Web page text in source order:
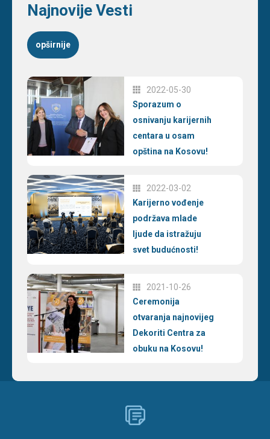
Najnovije Vesti
opširnije
2022-05-30
Sporazum o
osnivanju karijernih
centara u osam
opština na Kosovu!
2022-03-02
Karijerno vođenje
podržava mlade
ljude da istražuju
svet budućnosti!
2021-10-26
Ceremonija
otvaranja najnovijeg
Dekoriti Centra za
obuku na Kosovu!